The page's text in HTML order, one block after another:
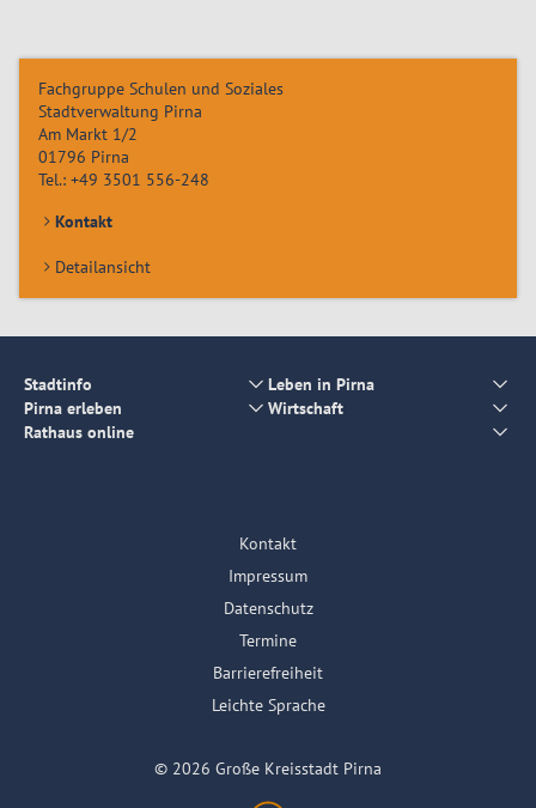
Fachgruppe Schulen und Soziales
Stadtverwaltung Pirna
Am Markt 1/2
01796 Pirna
Tel.: +49 3501 556-248
Kontakt
Detailansicht
Stadtinfo
Leben in Pirna
Pirna erleben
Wirtschaft
Rathaus online
Kontakt
Impressum
Datenschutz
Termine
Barrierefreiheit
Leichte Sprache
© 2026 Große Kreisstadt Pirna